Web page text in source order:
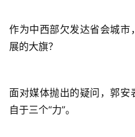
创
业
界
作为中西部欠发达省会城市
展的大旗？
面对媒体抛出的疑问，郭
自于三个“力”。